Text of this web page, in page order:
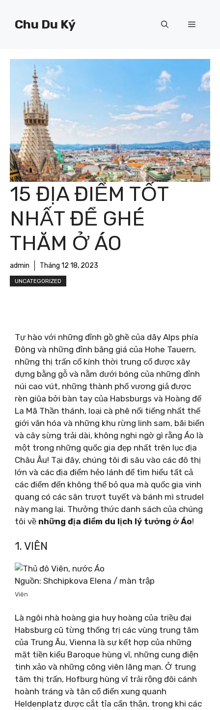
Chu Du Ký Menu
15 ĐỊA ĐIỂM TỐT
NHẤT ĐỂ GHÉ
THĂM Ở ÁO
admin Tháng 12 18, 2023
UNCATEGORIZED
Tự hào với những đỉnh gồ ghề của dãy Alps phía
Đông và những đỉnh băng giá của Hohe Tauern,
những thị trấn cổ kính thời trung cổ được xây
dựng bằng gỗ và nằm dưới bóng của những đỉnh
núi cao vút, những thành phố vương giả được
rèn giũa bởi bàn tay của Habsburgs và Hoàng đế
La Mã Thần thánh, loại cà phê nổi tiếng nhất thế
giới văn hóa và những khu rừng linh sam, bãi biển
và cây sừng trải dài, không nghi ngờ gì rằng Áo là
một trong những quốc gia đẹp nhất trên lục địa
Châu Âu! Tại đây, chúng tôi đi sâu vào các đô thị
lớn và các địa điểm hẻo lánh để tìm hiểu tất cả
các điểm đến không thể bỏ qua mà quốc gia vinh
quang có các sân trượt tuyết và bánh mì strudel
này mang lại. Thưởng thức danh sách của chúng
tôi về những địa điểm du lịch lý tưởng ở Áo!
1. VIÊN
Nguồn: Shchipkova Elena / màn trập
Viên
Là ngôi nhà hoàng gia huy hoàng của triều đại
Habsburg cũ từng thống trị các vùng trung tâm
của Trung Âu, Vienna là sự kết hợp của những
mặt tiền kiểu Baroque hùng vĩ, những cung điện
tinh xảo và những công viên lãng mạn. Ở trung
tâm thị trấn, Hofburg hùng vĩ trải rộng đôi cánh
hoành tráng và tân cổ điển xung quanh
Heldenplatz được cắt tỉa cẩn thận, trong khi các